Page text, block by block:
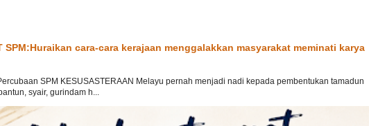
SPM:Huraikan cara-cara kerajaan menggalakkan masyarakat meminati karya
SPM KESUSASTERAAN Melayu pernah menjadi nadi kepada pembentukan tamadun
syair, gurindam h...